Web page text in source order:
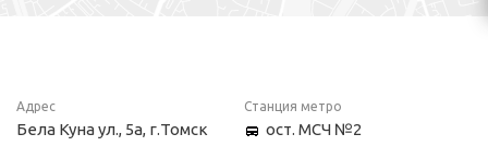
Адрес
Бела Куна ул., 5а, г.Томск
Станция метро
ост. МСЧ №2